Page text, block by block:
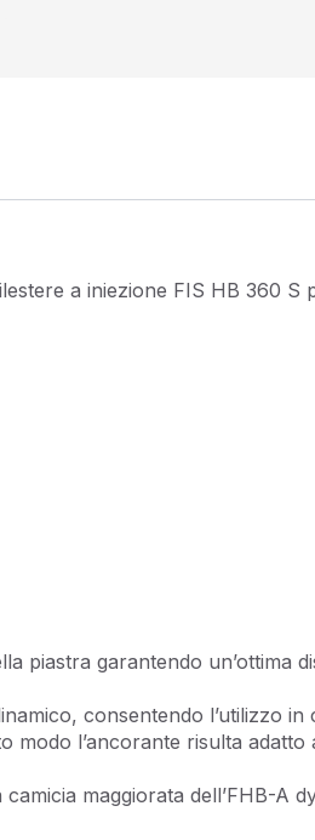
a iniezione FIS HB 360 S
piastra garantendo un’ottima
consentendo l’utilizzo
l’ancorante risulta adatto
maggiorata dell’FHB-A